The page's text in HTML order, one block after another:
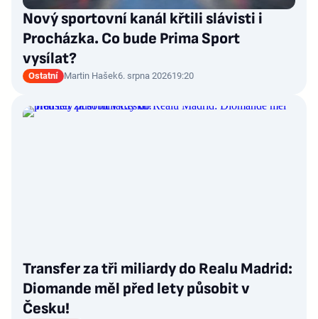
Nový sportovní kanál křtili slávisti i
Procházka. Co bude Prima Sport
vysílat?
Ostatní Martin Hašek6. srpna 202619:20
Transfer za tři miliardy do Realu Madrid:
Diomande měl před lety působit v
Česku!